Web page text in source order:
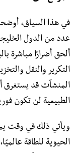
في هذا السياق،
عدد من الدول
ألحق أضرارًا مباشرة
التكرير والنقل
المنشآت قد يستغرق
الطبيعية لن تكون
ويأتي ذلك في وقت
الحيوية للطاقة